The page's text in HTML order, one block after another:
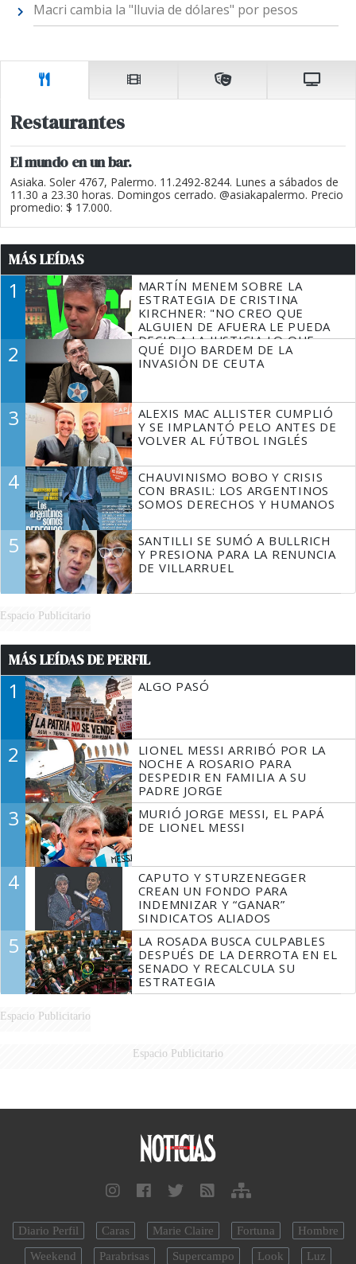
Macri cambia la "lluvia de dólares" por pesos
Restaurantes
El mundo en un bar.
Asiaka. Soler 4767, Palermo. 11.2492-8244. Lunes a sábados de
11.30 a 23.30 horas. Domingos cerrado. @asiakapalermo. Precio
promedio: $ 17.000.
MÁS LEÍDAS
1
MARTÍN MENEM SOBRE LA
ESTRATEGIA DE CRISTINA
KIRCHNER: "NO CREO QUE
ALGUIEN DE AFUERA LE PUEDA
DECIR A LA JUSTICIA LO QUE
TIENE QUE HACER"
2
QUÉ DIJO BARDEM DE LA
INVASIÓN DE CEUTA
3
ALEXIS MAC ALLISTER CUMPLIÓ
Y SE IMPLANTÓ PELO ANTES DE
VOLVER AL FÚTBOL INGLÉS
4
CHAUVINISMO BOBO Y CRISIS
CON BRASIL: LOS ARGENTINOS
SOMOS DERECHOS Y HUMANOS
5
SANTILLI SE SUMÓ A BULLRICH
Y PRESIONA PARA LA RENUNCIA
DE VILLARRUEL
Espacio Publicitario
MÁS LEÍDAS DE PERFIL
1 ALGO PASÓ
2
LIONEL MESSI ARRIBÓ POR LA
NOCHE A ROSARIO PARA
DESPEDIR EN FAMILIA A SU
PADRE JORGE
3
MURIÓ JORGE MESSI, EL PAPÁ
DE LIONEL MESSI
4
CAPUTO Y STURZENEGGER
CREAN UN FONDO PARA
INDEMNIZAR Y “GANAR”
SINDICATOS ALIADOS
5
LA ROSADA BUSCA CULPABLES
DESPUÉS DE LA DERROTA EN EL
SENADO Y RECALCULA SU
ESTRATEGIA
Espacio Publicitario
Espacio Publicitario
Diario Perfil Caras Marie Claire Fortuna
Hombre
Weekend
Parabrisas Supercampo Look Luz